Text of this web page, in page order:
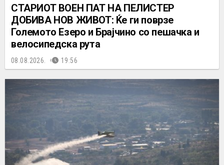
СТАРИОТ ВОЕН ПАТ НА ПЕЛИСТЕР
ДОБИВА НОВ ЖИВОТ: Ќе ги поврзе
Големото Езеро и Брајчино со пешачка и
велосипедска рута
08.08.2026. 19:56